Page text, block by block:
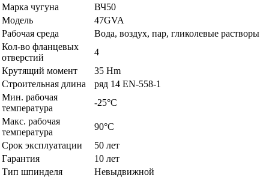
Марка чугуна
ВЧ50
Модель
47GVA
Рабочая среда
Вода, воздух, пар, гликолевые растворы
Кол-во фланцевых
отверстий
4
Крутящий момент
35 Hm
Строительная длина
ряд 14 EN-558-1
Мин. рабочая
температура
-25°C
Макс. рабочая
температура
90°C
Срок эксплуатации
50 лет
Гарантия
10 лет
Тип шпинделя
Невыдвижной